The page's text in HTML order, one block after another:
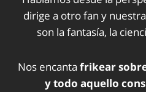
dirige a otro fan y
son la fantasía, la
Nos encanta frikear
y todo aquello